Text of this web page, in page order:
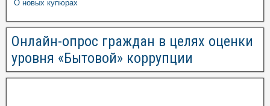
О новых купюрах
Онлайн-опрос граждан в целях оценки
уровня «Бытовой» коррупции